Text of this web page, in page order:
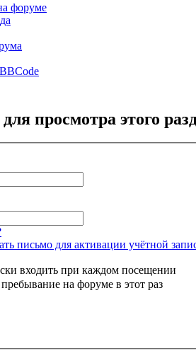
форуме
просмотра этого
письмо для активации учётной
входить при каждом посещении
на форуме в этот раз